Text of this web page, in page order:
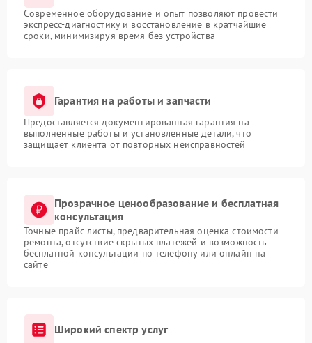
Современное оборудование и опыт позволяют провести
экспресс-диагностику и восстановление в кратчайшие
сроки, минимизируя время без устройства
Гарантия на работы и запчасти
Предоставляется документированная гарантия на
выполненные работы и установленные детали, что
защищает клиента от повторных неисправностей
Прозрачное ценообразование и бесплатная
консультация
Точные прайс-листы, предварительная оценка стоимости
ремонта, отсутствие скрытых платежей и возможность
бесплатной консультации по телефону или онлайн на
сайте
Широкий спектр услуг